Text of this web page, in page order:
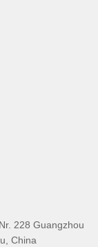
228 Guangzhou
China